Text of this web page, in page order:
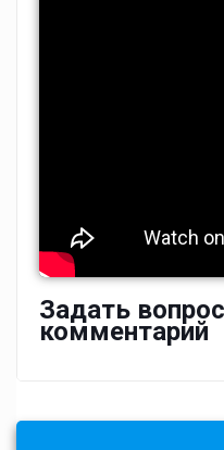
Задать
комментарий